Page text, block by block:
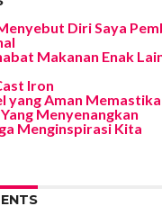
Diri Saya
Makanan Enak
Iron
yang Aman
Menyenangkan
Menginspirasi Kita